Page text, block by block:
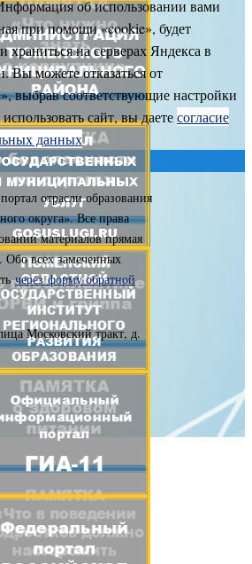
об использовании вами
при помощи «cookie», будет
храниться на серверах Яндекса в
Вы можете отказаться от
выбрав соответствующие настройки
сайт, вы даетесогласие
данных
отрасли образования
округа». Все права
материалов прямая
Обо всех замеченных
через форму обратной
Московский тракт, д.